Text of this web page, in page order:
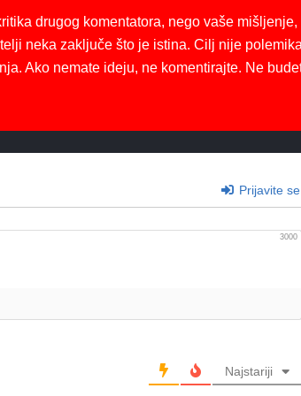
drugog komentatora, nego vaše mišljenje,
neka zaključe što je istina. Cilj nije
Ako nemate ideju, ne komentirajte. Ne
Prijavite se
3000
Najstariji